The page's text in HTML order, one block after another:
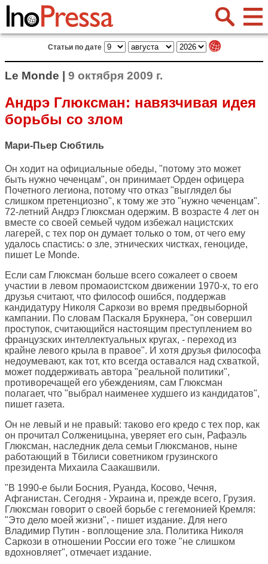
Статьи по дате
Le Monde | 9 октября 2009 г.
Андрэ Глюксман: навязчивая идея
борьбы со злом
Мари-Пьер Сюбтиль
Он ходит на официальные обеды, "потому это может
быть нужно чеченцам", он принимает Орден офицера
Почетного легиона, потому что отказ "выглядел бы
слишком претенциозно", к тому же это "нужно чеченцам".
72-летний Андрэ Глюксман одержим. В возрасте 4 лет он
вместе со своей семьей чудом избежал нацистских
лагерей, с тех пор он думает только о том, от чего ему
удалось спастись: о зле, этнических чистках, геноциде,
пишет Le Monde.
Если сам Глюксман больше всего сожалеет о своем
участии в левом промаоистском движении 1970-х, то его
друзья считают, что философ ошибся, поддержав
кандидатуру Николя Саркози во время предвыборной
кампании. По словам Паскаля Брукнера, "он совершил
проступок, считающийся настоящим преступлением во
французских интеллектуальных кругах, - переход из
крайне левого крыла в правое". И хотя друзья философа
недоумевают, как тот, кто всегда оставался над схваткой,
может поддерживать автора "реальной политики",
противоречащей его убеждениям, сам Глюксман
полагает, что "выбрал наименее худшего из кандидатов",
пишет газета.
Он не левый и не правый: таково его кредо с тех пор, как
он прочитал Солженицына, уверяет его сын, Рафаэль
Глюксман, наследник дела семьи Глюксманов, ныне
работающий в Тбилиси советником грузинского
президента Михаила Саакашвили.
"В 1990-е были Босния, Руанда, Косово, Чечня,
Афганистан. Сегодня - Украина и, прежде всего, Грузия.
Глюксман говорит о своей борьбе с гегемонией Кремля:
"Это дело моей жизни", - пишет издание. Для него
Владимир Путин - воплощение зла. Политика Николя
Саркози в отношении России его тоже "не слишком
вдохновляет", отмечает издание.